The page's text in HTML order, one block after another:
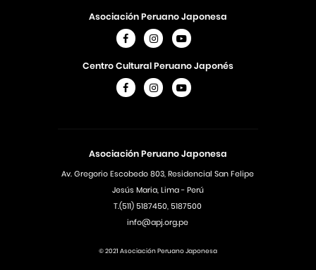
Asociación Peruano Japonesa
Av. Gregorio Escobedo 803, Residencial San Felipe
Jesús Maria, Lima - Perú
T.(511) 5187450, 5187500
info@apj.org.pe
Asociación Peruano Japonesa
Centro Cultural Peruano Japonés
© 2021 Asociación Peruano Japonesa